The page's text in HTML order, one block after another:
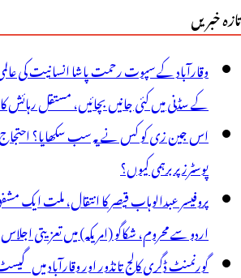
کی
قیمت
کے
تازہ خبریں
وقارآباد کے سپوت رحمت پاشا انسانیت کی
کے سڈنی میں کئی جانیں بچائیں، مستقل رہائش
اس جین زی کو کس نے یہ سب سکھایا؟
پوسٹرز پر برہمی کیوں؟
پروفیسر عبدالوہاب قیصر کا انتقال، ملت ایک
اردو سے محروم، شکاگو (امریکہ) میں تعزیتی اجلاس
گورنمنٹ ڈگری کالج تانڈور اور وقارآباد میں